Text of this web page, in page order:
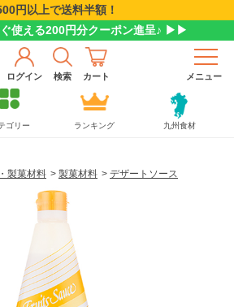
円以上で送料半額！
使える200円分クーポン進呈♪ ▶▶
ログイン 検索 カート メニュー
ゴリー ランキング 九州食材
製菓材料 > 製菓材料 > デザートソース